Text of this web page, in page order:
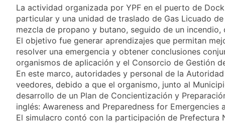
en Wall Street y el
riesgo país quedó al
borde de los 450
puntos
Jorge Macri condenó
los disturbios frente
al Congreso y
calificó a los
responsables como
«delincuentes
anarquistas»
1 Día Atrás
Día Internacional de
la Cerveza: los tres
secretos para
servirla
correctamente
1 Día Atrás
El frío polar se
instala en Buenos
Aires: mejora el
tiempo y llegan las
temperaturas más
bajas de la semana
1 Día Atrás
Día de San Cayetano:
por qué se celebra
La actividad organizada por YPF en el puerto de
particular y una unidad de traslado de Gas Licuado
mezcla de propano y butano, seguido de un
El objetivo fue generar aprendizajes que permitan
resolver una emergencia y obtener conclusiones
organismos de aplicación y el Consorcio de Gestión
En este marco, autoridades y personal de la
veedores, debido a que el organismo, junto al
desarrollo de un Plan de Concientización y
inglés: Awareness and Preparedness for Emergencies
El simulacro contó con la participación de Prefectura